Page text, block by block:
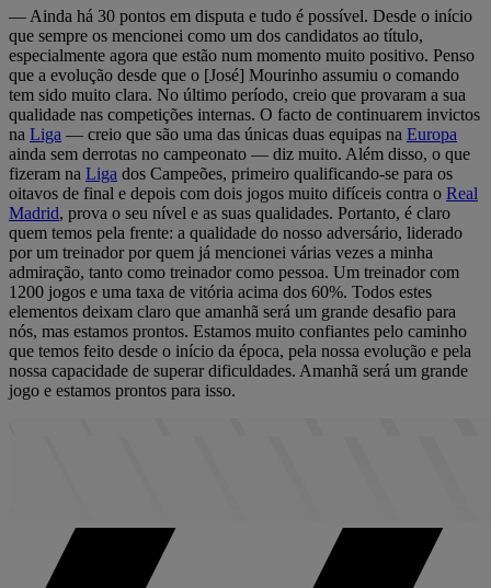
— Ainda há 30 pontos em disputa e tudo é possível. Desde o início
que sempre os mencionei como um dos candidatos ao título,
especialmente agora que estão num momento muito positivo. Penso
que a evolução desde que o [José] Mourinho assumiu o comando
tem sido muito clara. No último período, creio que provaram a sua
qualidade nas competições internas. O facto de continuarem invictos
na Liga — creio que são uma das únicas duas equipas na Europa
ainda sem derrotas no campeonato — diz muito. Além disso, o que
fizeram na Liga dos Campeões, primeiro qualificando-se para os
oitavos de final e depois com dois jogos muito difíceis contra o Real
Madrid, prova o seu nível e as suas qualidades. Portanto, é claro
quem temos pela frente: a qualidade do nosso adversário, liderado
por um treinador por quem já mencionei várias vezes a minha
admiração, tanto como treinador como pessoa. Um treinador com
1200 jogos e uma taxa de vitória acima dos 60%. Todos estes
elementos deixam claro que amanhã será um grande desafio para
nós, mas estamos prontos. Estamos muito confiantes pelo caminho
que temos feito desde o início da época, pela nossa evolução e pela
nossa capacidade de superar dificuldades. Amanhã será um grande
jogo e estamos prontos para isso.